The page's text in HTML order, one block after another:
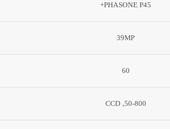
PHASONE P45+
39MP
60
50-800, CCD